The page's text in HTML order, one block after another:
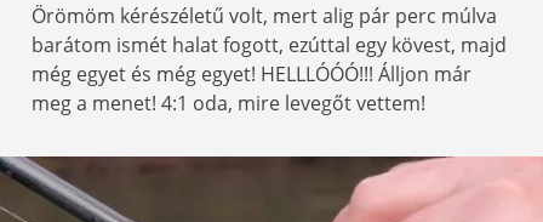
Örömöm kérészéletű volt, mert alig pár perc múlva
barátom ismét halat fogott, ezúttal egy kövest, majd
még egyet és még egyet! HELLLÓÓÓ!!! Álljon már
meg a menet! 4:1 oda, mire levegőt vettem!